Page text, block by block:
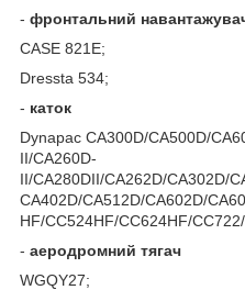
- фронтальний
CASE 821E;
Dressta 534;
- каток
Dynapac CA300D/CA500D/
II/CA260D-
II/CA280DII/CA262D/CA302D/
CA402D/CA512D/CA602D/
HF/CC524HF/CC624HF/
- аеродромний тягач
WGQY27;